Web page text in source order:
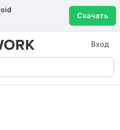
Скачать
Вход